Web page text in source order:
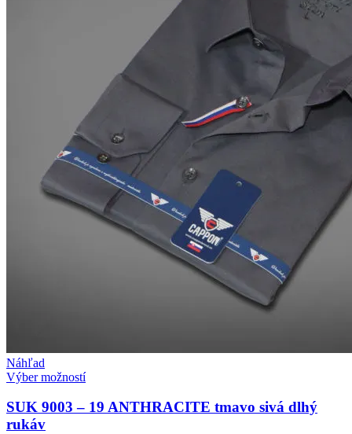
Náhľad
Výber možnostíTento
má
SUK 9003 – 19 ANTHRACITE tmavo sivá dlhý
rukáv